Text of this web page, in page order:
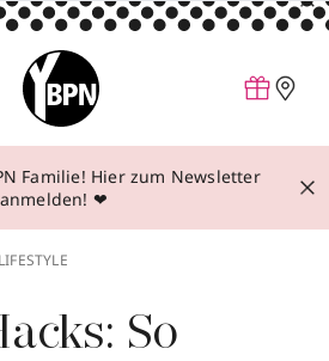
Familie! Hier zum Newsletter
anmelden! ❤
LIFESTYLE
So